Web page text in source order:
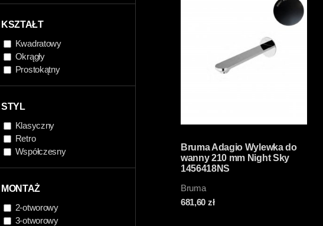
KSZTAŁT
Kwadratowy
Okrągły
Prostokątny
STYL
Klasyczny
Retro
Współczesny
MONTAŻ
2-otworowy
3-otworowy
Bruma Adagio Wylewka do
wanny 210 mm Night Sky
1456418NS
Bruma
681,60 zł